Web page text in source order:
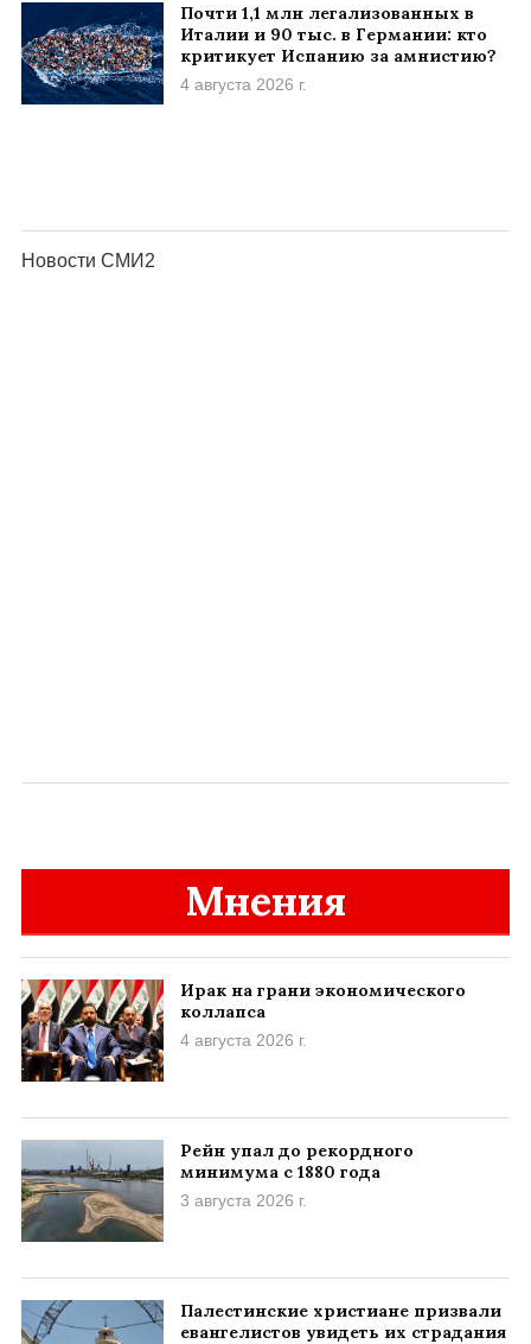
Почти 1,1 млн легализованных в
Италии и 90 тыс. в Германии: кто
критикует Испанию за амнистию?
4 августа 2026 г.
Мнения
Ирак на грани экономического
коллапса
4 августа 2026 г.
Рейн упал до рекордного
минимума с 1880 года
3 августа 2026 г.
Палестинские христиане призвали
евангелистов увидеть их страдания